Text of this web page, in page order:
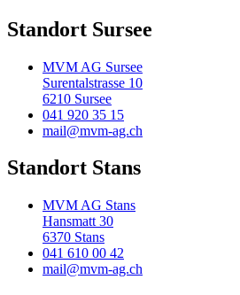
Standort Sursee
MVM AG Sursee
Surentalstrasse 10
6210 Sursee
041 920 35 15
mail@mvm-ag.ch
Standort Stans
MVM AG Stans
Hansmatt 30
6370 Stans
041 610 00 42
mail@mvm-ag.ch